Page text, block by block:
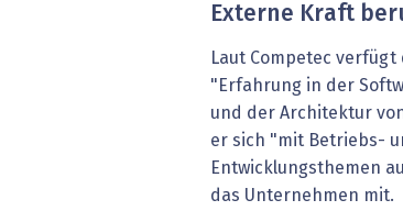
Externe Kraft
Laut Competec
"Erfahrung in der
und der Architektur
er sich "mit Betriebs-
Entwicklungsthemen
das Unternehmen mit.